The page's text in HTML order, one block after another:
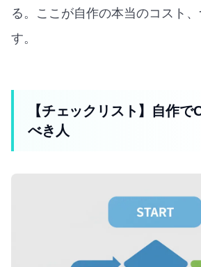
る。ここが自作の本当のコスト、
す。
【チェックリスト】自作
べき人